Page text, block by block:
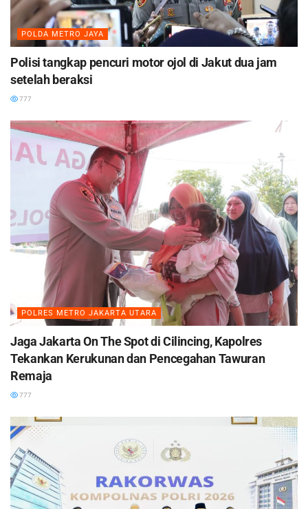
POLDA METRO JAYA
Polisi tangkap pencuri motor ojol di Jakut dua jam
setelah beraksi
777
POLRES METRO JAKARTA UTARA
Jaga Jakarta On The Spot di Cilincing, Kapolres
Tekankan Kerukunan dan Pencegahan Tawuran
Remaja
777